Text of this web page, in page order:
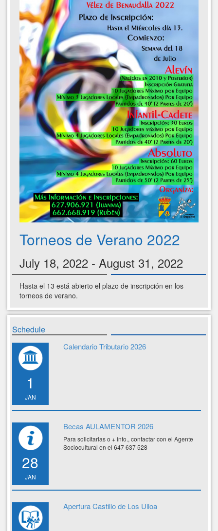
Torneos de Verano 2022
July 18, 2022 - August 31, 2022
Hasta el 13 está abierto el plazo de inscripción en los
torneos de verano.
Schedule
1
JAN
Calendario Tributario 2026
28
JAN
Becas AULAMENTOR 2026
Para solicitarlas o + info., contactar con el Agente
Sociocultural en el 647 637 528
Apertura Castillo de Los Ulloa